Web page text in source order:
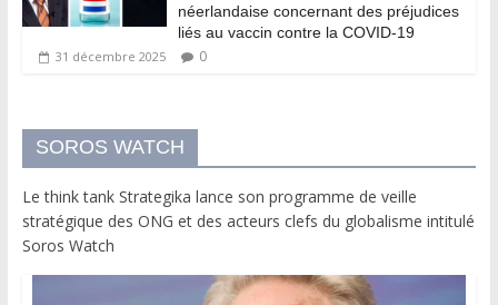
néerlandaise concernant des préjudices
liés au vaccin contre la COVID-19
31 décembre 2025 0
SOROS WATCH
Le think tank Strategika lance son programme de veille
stratégique des ONG et des acteurs clefs du globalisme intitulé
Soros Watch